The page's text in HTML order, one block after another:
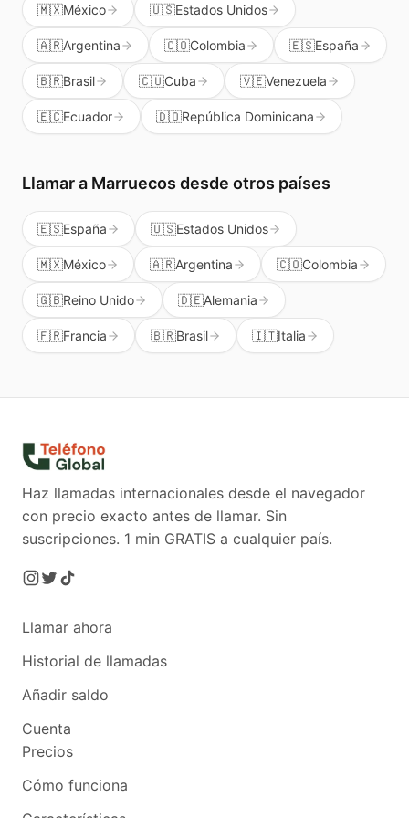
🇲🇽México 🇺🇸Estados Unidos
🇦🇷Argentina 🇨🇴Colombia 🇪🇸España
🇧🇷Brasil 🇨🇺Cuba 🇻🇪Venezuela
🇪🇨Ecuador 🇩🇴República Dominicana
Llamar a Marruecos desde otros países
🇪🇸España 🇺🇸Estados Unidos
🇲🇽México 🇦🇷Argentina 🇨🇴Colombia
🇬🇧Reino Unido 🇩🇪Alemania
🇫🇷Francia 🇧🇷Brasil 🇮🇹Italia
Haz llamadas internacionales desde el navegador
con precio exacto antes de llamar. Sin
suscripciones. 1 min GRATIS a cualquier país.
Llamar ahora
Historial de llamadas
Añadir saldo
Cuenta
Precios
Cómo funciona